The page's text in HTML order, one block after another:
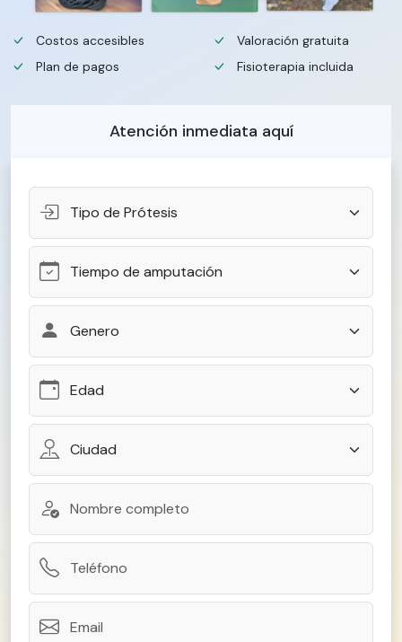
Costos accesibles
Plan de pagos
Valoración gratuita
Fisioterapia incluida
Atención inmediata aquí